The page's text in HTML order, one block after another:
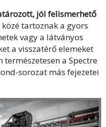
jól felismerhető
tartoznak a gyors
vagy a látványos
a visszatérő elemeket
a Spectre
sorozat más fejezetei